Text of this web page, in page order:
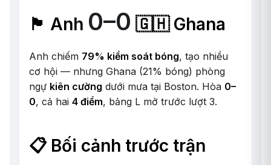
🏴󠁧󠁢󠁥󠁮󠁧󠁿 Anh 0–0 🇬🇭 Ghana
Anh chiếm 79% kiểm soát bóng, tạo nhiều
cơ hội — nhưng Ghana (21% bóng) phòng
ngự kiên cường dưới mưa tại Boston. Hòa 0–
0, cả hai 4 điểm, bảng L mở trước lượt 3.
📋 Bối cảnh trước trận